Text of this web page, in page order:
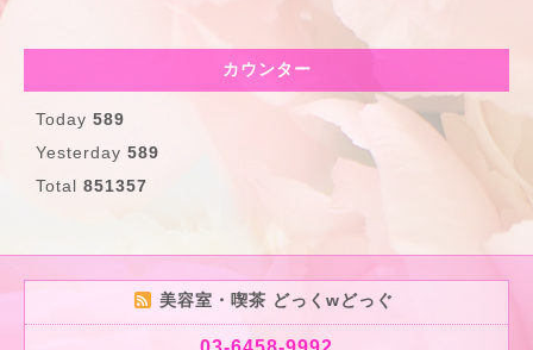
カウンター
Today 589
Yesterday 589
Total 851357
美容室・喫茶 どっくwどっぐ